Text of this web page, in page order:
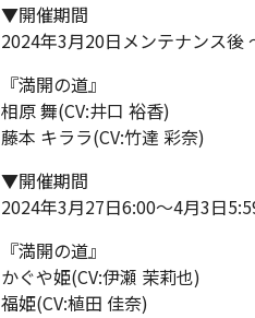
▼開催期間
2024年3月20日メンテナンス後
『満開の道』
相原 舞(CV:井口 裕香)
藤本 キララ(CV:竹達 彩奈)
▼開催期間
2024年3月27日6:00～4月3日
『満開の道』
かぐや姫(CV:伊瀬 茉莉也)
福姫(CV:植田 佳奈)